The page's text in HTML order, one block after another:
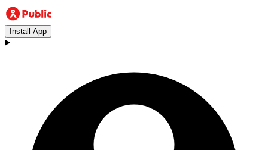
Install App